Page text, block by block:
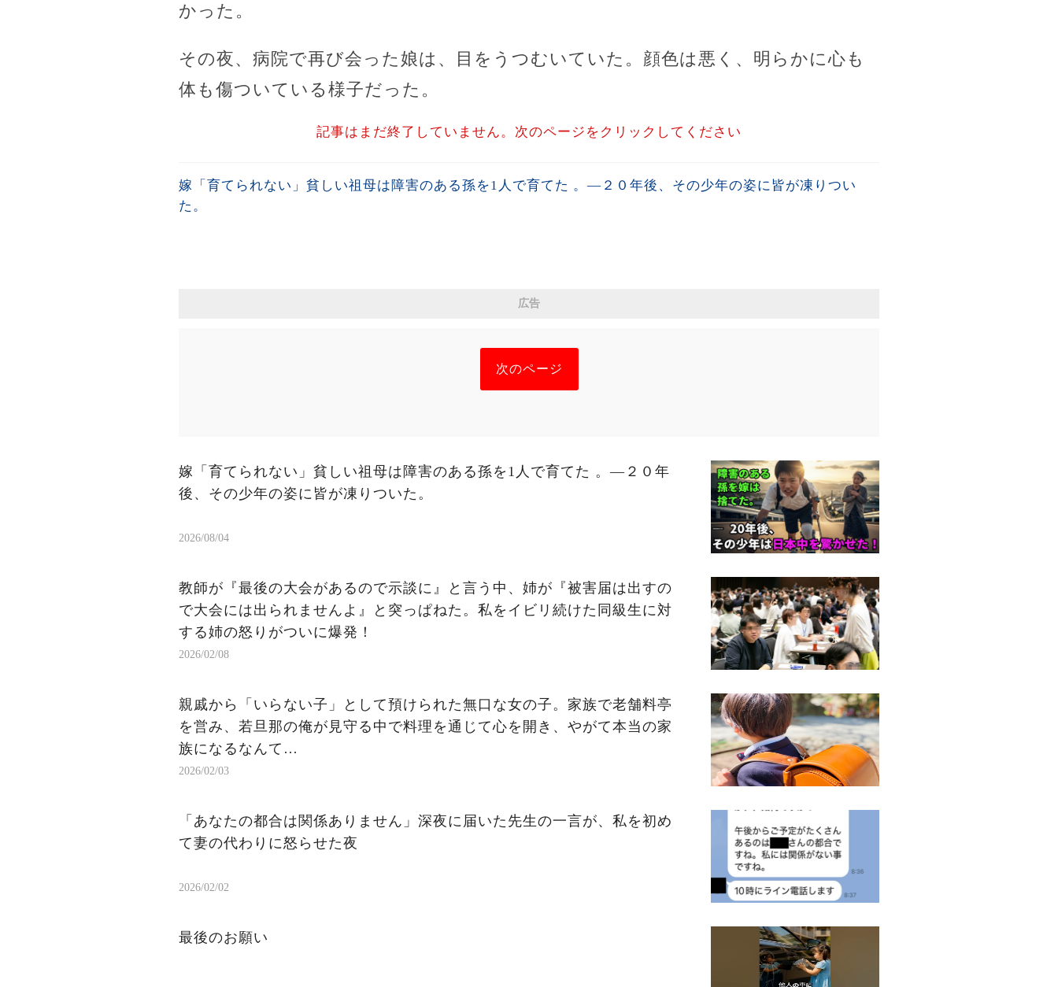
かった。
その夜、病院で再び会った娘は、目をうつむいていた。顔色は悪く、明らかに心も
体も傷ついている様子だった。
記事はまだ終了していません。次のページをクリックしてください
嫁「育てられない」貧しい祖母は障害のある孫を1人で育てた 。―２０年後、その少年の姿に皆が凍りつい
た。
広告
次のページ
嫁「育てられない」貧しい祖母は障害のある孫を1人で育てた 。―２０年
後、その少年の姿に皆が凍りついた。
2026/08/04
教師が『最後の大会があるので示談に』と言う中、姉が『被害届は出すの
で大会には出られませんよ』と突っぱねた。私をイビリ続けた同級生に対
する姉の怒りがついに爆発！
2026/02/08
親戚から「いらない子」として預けられた無口な女の子。家族で老舗料亭
を営み、若旦那の俺が見守る中で料理を通じて心を開き、やがて本当の家
族になるなんて…
2026/02/03
「あなたの都合は関係ありません」深夜に届いた先生の一言が、私を初め
て妻の代わりに怒らせた夜
2026/02/02
最後のお願い